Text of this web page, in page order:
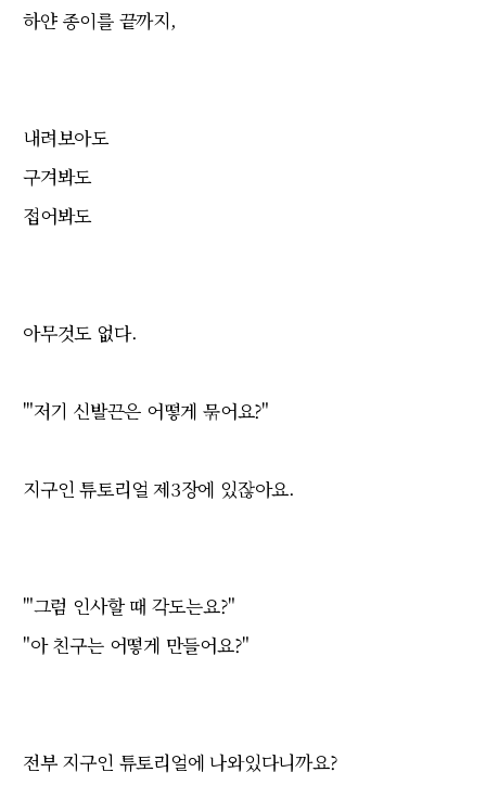
하얀 종이를 끝까지,
내려보아도
구겨봐도
접어봐도
아무것도 없다.
'"저기 신발끈은 어떻게 묶어요?"
지구인 튜토리얼 제3장에 있잖아요.
'"그럼 인사할 때 각도는요?"
"아 친구는 어떻게 만들어요?"
전부 지구인 튜토리얼에 나와있다니까요?